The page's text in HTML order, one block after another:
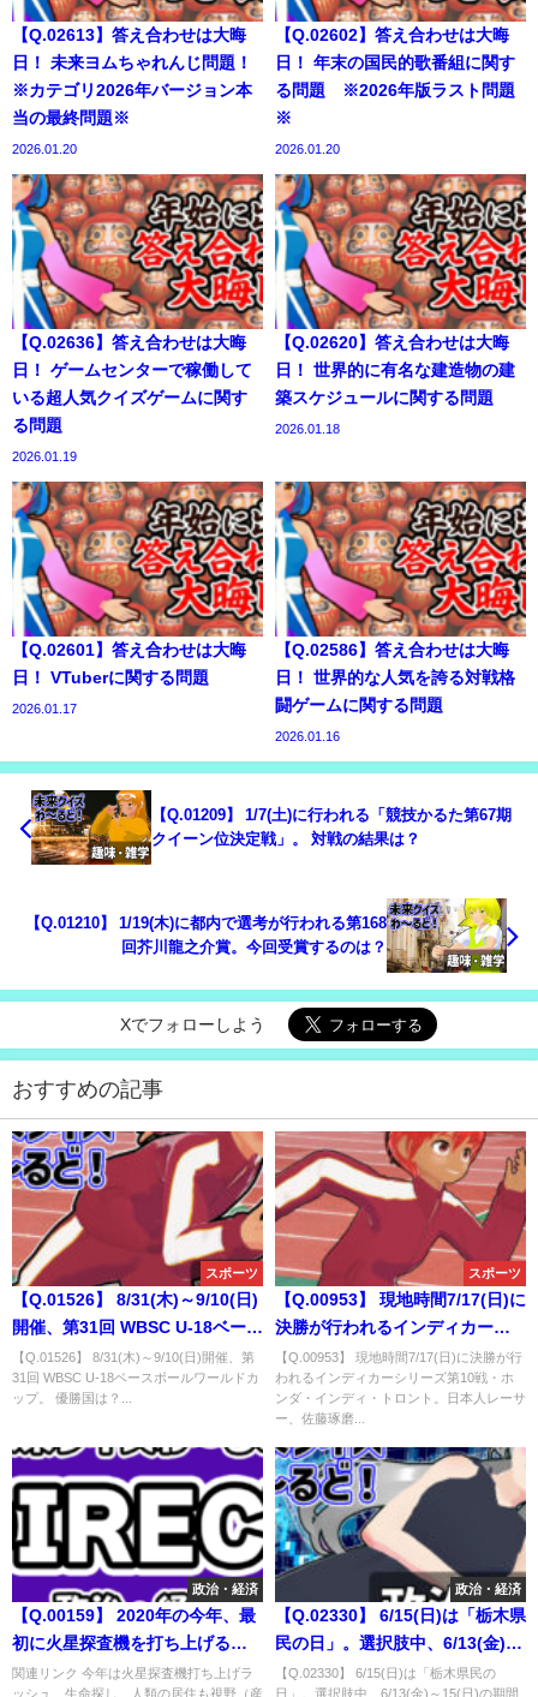
【Q.02613】答え合わせは大晦
日！ 未来ヨムちゃれんじ問題！
※カテゴリ2026年バージョン本
当の最終問題※
2026.01.20
【Q.02602】答え合わせは大晦
日！ 年末の国民的歌番組に関す
る問題 ※2026年版ラスト問題
※
2026.01.20
【Q.02636】答え合わせは大晦
日！ ゲームセンターで稼働して
いる超人気クイズゲームに関す
る問題
2026.01.19
【Q.02620】答え合わせは大晦
日！ 世界的に有名な建造物の建
築スケジュールに関する問題
2026.01.18
【Q.02601】答え合わせは大晦
日！ VTuberに関する問題
2026.01.17
【Q.02586】答え合わせは大晦
日！ 世界的な人気を誇る対戦格
闘ゲームに関する問題
2026.01.16
【Q.01209】 1/7(土)に行われる「競技かるた第67期
クイーン位決定戦」。 対戦の結果は？
【Q.01210】 1/19(木)に都内で選考が行われる第168
回芥川龍之介賞。今回受賞するのは？
Xでフォローしよう
おすすめの記事
スポーツ
【Q.01526】 8/31(木)～9/10(日)
開催、第31回 WBSC U-18ベース
ボールワールドカップ。 優勝国
は？
【Q.01526】 8/31(木)～9/10(日)開催、第
31回 WBSC U-18ベースボールワールドカ
ップ。 優勝国は？...
スポーツ
【Q.00953】 現地時間7/17(日)に
決勝が行われるインディカーシ
リーズ第10戦・ホンダ・インデ
ィ・トロント。日本人レーサ
ー、佐藤琢磨の順位は？
【Q.00953】 現地時間7/17(日)に決勝が行
われるインディカーシリーズ第10戦・ホ
ンダ・インディ・トロント。日本人レーサ
ー、佐藤琢磨...
政治・経済
【Q.00159】 2020年の今年、最
初に火星探査機を打ち上げる国
は？
関連リンク 今年は火星探査機打ち上げラ
ッシュ 生命探し、人類の居住も視野（産
政治・経済
【Q.02330】 6/15(日)は「栃木県
民の日」。選択肢中、6/13(金)～
15(日)の期間において、
【Q.02330】 6/15(日)は「栃木県民の
日」。選択肢中、6/13(金)～15(日)の期間